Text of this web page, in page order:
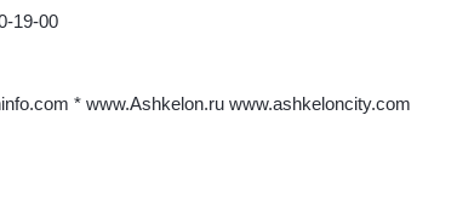
19-00
* www.Ashkelon.ru www.аshkeloncity.com